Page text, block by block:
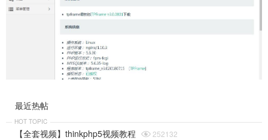
最近热帖
HOT TOPIC
【全套视频】thinkphp5视频教程  252132